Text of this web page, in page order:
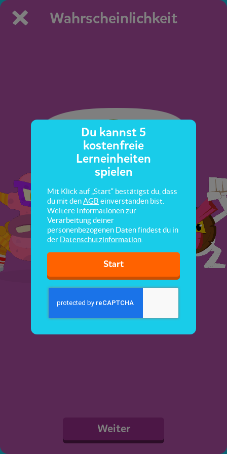
Wahrscheinlichkeit
Weiter
Du kannst 5
kostenfreie
Lerneinheiten
spielen
Mit Klick auf „Start“ bestätigst du, dass
du mit denAGB einverstanden bist.
Weitere Informationen zur
Verarbeitung deiner
personenbezogenen Daten findest du in
der Datenschutzinformation
Start